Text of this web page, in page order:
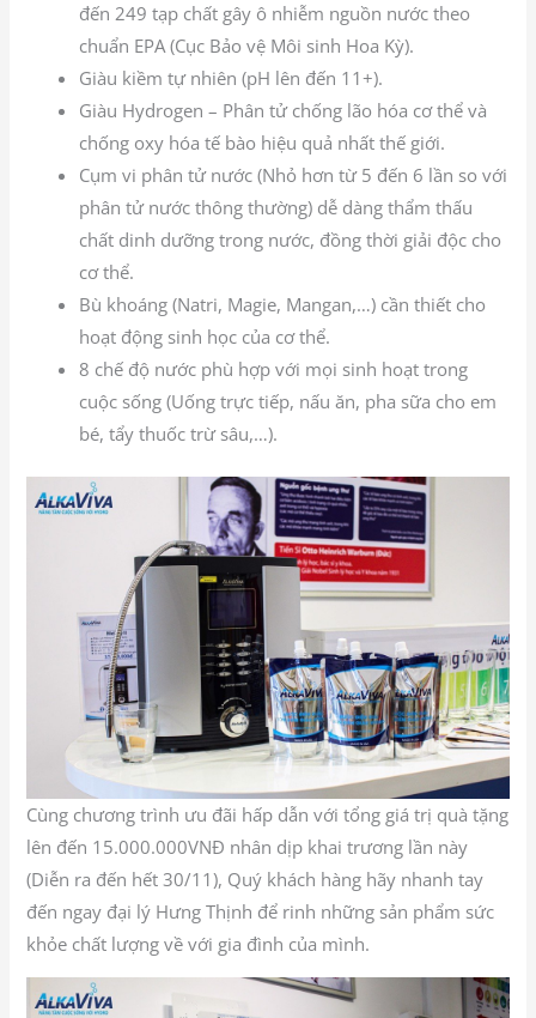
đến 249 tạp chất gây ô nhiễm nguồn nước theo
chuẩn EPA (Cục Bảo vệ Môi sinh Hoa Kỳ).
Giàu kiềm tự nhiên (pH lên đến 11+).
Giàu Hydrogen – Phân tử chống lão hóa cơ thể và
chống oxy hóa tế bào hiệu quả nhất thế giới.
Cụm vi phân tử nước (Nhỏ hơn từ 5 đến 6 lần so với
phân tử nước thông thường) dễ dàng thẩm thấu
chất dinh dưỡng trong nước, đồng thời giải độc cho
cơ thể.
Bù khoáng (Natri, Magie, Mangan,…) cần thiết cho
hoạt động sinh học của cơ thể.
8 chế độ nước phù hợp với mọi sinh hoạt trong
cuộc sống (Uống trực tiếp, nấu ăn, pha sữa cho em
bé, tẩy thuốc trừ sâu,…).
Cùng chương trình ưu đãi hấp dẫn với tổng giá trị quà tặng
lên đến 15.000.000VNĐ nhân dịp khai trương lần này
(Diễn ra đến hết 30/11), Quý khách hàng hãy nhanh tay
đến ngay đại lý Hưng Thịnh để rinh những sản phẩm sức
khỏe chất lượng về với gia đình của mình.